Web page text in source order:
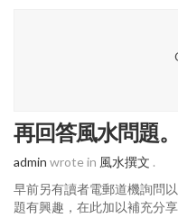
再回答風水問題
admin wrote in 風水撰文 .
早前另有讀者電郵道機詢問
題有興趣，在此加以補充分享